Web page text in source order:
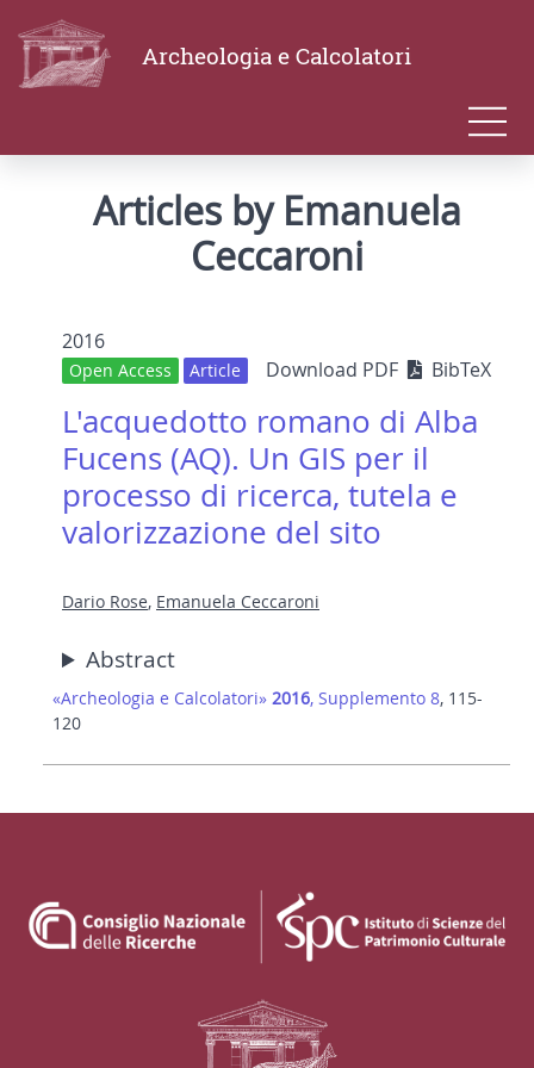
Archeologia e Calcolatori
Articles by Emanuela
Ceccaroni
2016
Open Access Article Download PDF BibTeX
L'acquedotto romano di Alba
Fucens (AQ). Un GIS per il
processo di ricerca, tutela e
valorizzazione del sito
Dario Rose, Emanuela Ceccaroni
Abstract
«Archeologia e Calcolatori» 2016, Supplemento 8, 115-
120